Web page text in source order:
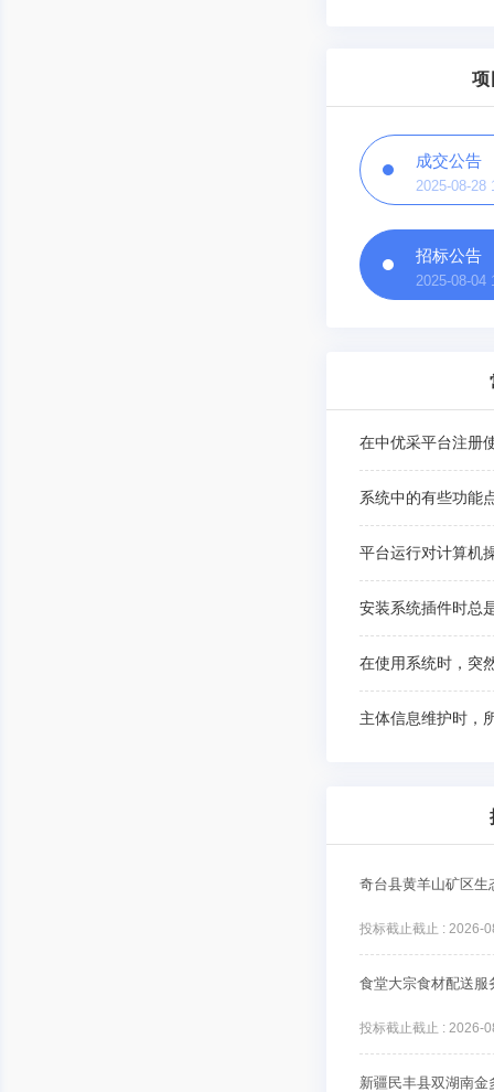
项
成交公告
2025-08-28
招标公告
2025-08-04
平台运行对计算机
在使用系统时，突
主体信息维护时，
奇台县黄羊山矿区生
投标截止截止 : 2026-
食堂大宗食材配送服
投标截止截止 : 2026-
新疆民丰县双湖南